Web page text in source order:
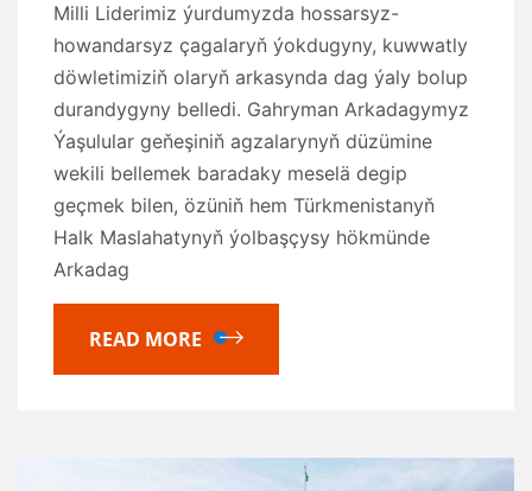
Milli Liderimiz ýurdumyzda hossarsyz-
howandarsyz çagalaryň ýokdugyny, kuwwatly
döwletimiziň olaryň arkasynda dag ýaly bolup
durandygyny belledi. Gahryman Arkadagymyz
Ýaşulular geňeşiniň agzalarynyň düzümine
wekili bellemek baradaky meselä degip
geçmek bilen, özüniň hem Türkmenistanyň
Halk Maslahatynyň ýolbaşçysy hökmünde
Arkadag
READ MORE